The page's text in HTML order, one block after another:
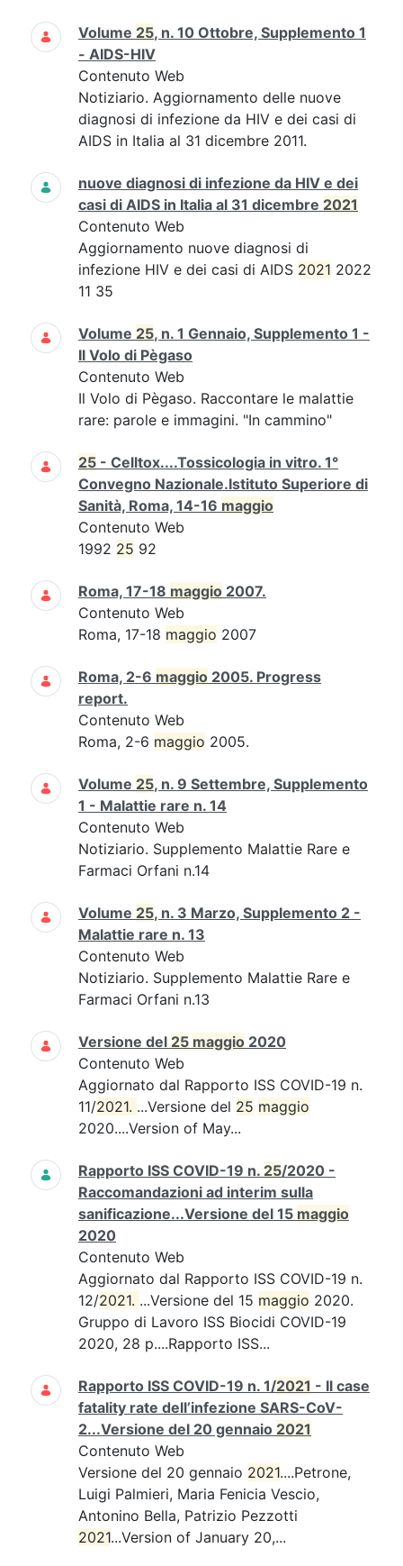
Volume 25, n. 10 Ottobre, Supplemento 1
- AIDS-HIV
Contenuto Web
Notiziario. Aggiornamento delle nuove
diagnosi di infezione da HIV e dei casi di
AIDS in Italia al 31 dicembre 2011.
nuove diagnosi di infezione da HIV e dei
casi di AIDS in Italia al 31 dicembre 2021
Contenuto Web
Aggiornamento nuove diagnosi di
infezione HIV e dei casi di AIDS 2021 2022
11 35
Volume 25, n. 1 Gennaio, Supplemento 1 -
Il Volo di Pègaso
Contenuto Web
Il Volo di Pègaso. Raccontare le malattie
rare: parole e immagini. "In cammino"
25 - Celltox....Tossicologia in vitro. 1°
Convegno Nazionale.Istituto Superiore di
Sanità, Roma, 14-16 maggio
Contenuto Web
1992 25 92
Roma, 17-18 maggio 2007.
Contenuto Web
Roma, 17-18 maggio 2007
Roma, 2-6 maggio 2005. Progress
report.
Contenuto Web
Roma, 2-6 maggio 2005.
Volume 25, n. 9 Settembre, Supplemento
1 - Malattie rare n. 14
Contenuto Web
Notiziario. Supplemento Malattie Rare e
Farmaci Orfani n.14
Volume 25, n. 3 Marzo, Supplemento 2 -
Malattie rare n. 13
Contenuto Web
Notiziario. Supplemento Malattie Rare e
Farmaci Orfani n.13
Versione del 25 maggio 2020
Contenuto Web
Aggiornato dal Rapporto ISS COVID-19 n.
11/2021. ...Versione del 25 maggio
2020....Version of May...
Rapporto ISS COVID-19 n. 25/2020 -
Raccomandazioni ad interim sulla
sanificazione...Versione del 15 maggio
2020
Contenuto Web
Aggiornato dal Rapporto ISS COVID-19 n.
12/2021. ...Versione del 15 maggio 2020.
Gruppo di Lavoro ISS Biocidi COVID-19
2020, 28 p....Rapporto ISS...
Rapporto ISS COVID-19 n. 1/2021 - Il case
fatality rate dell’infezione SARS-CoV-
2...Versione del 20 gennaio 2021
Contenuto Web
Versione del 20 gennaio 2021....Petrone,
Luigi Palmieri, Maria Fenicia Vescio,
Antonino Bella, Patrizio Pezzotti
2021...Version of January 20,...